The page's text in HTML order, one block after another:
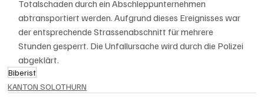
Totalschaden durch ein Abschleppunternehmen
abtransportiert werden. Aufgrund dieses Ereignisses war
der entsprechende Strassenabschnitt für mehrere
Stunden gesperrt. Die Unfallursache wird durch die Polizei
abgeklärt.
Biberist
KANTON SOLOTHURN